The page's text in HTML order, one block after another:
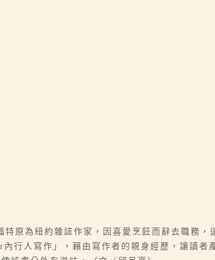
原為紐約雜誌作家，因喜愛烹飪而辭去職務
行人寫作」，藉由寫作者的親身經歷，讓讀者